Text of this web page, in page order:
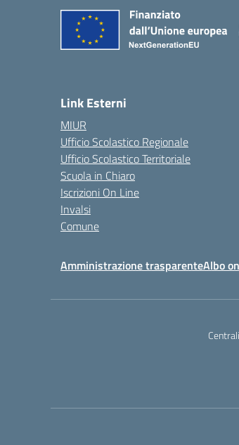
Link Esterni
MIUR
Ufficio Scolastico Regionale
Ufficio Scolastico Territoriale
Scuola in Chiaro
Iscrizioni On Line
Invalsi
Comune
Amministrazione trasparenteAlbo